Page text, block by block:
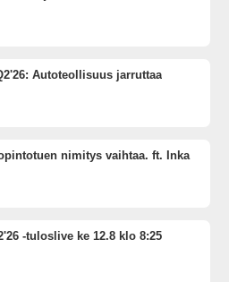
Autoteollisuus jarruttaa
nimitys vaihtaa. ft. Inka
-tuloslive ke 12.8 klo 8:25